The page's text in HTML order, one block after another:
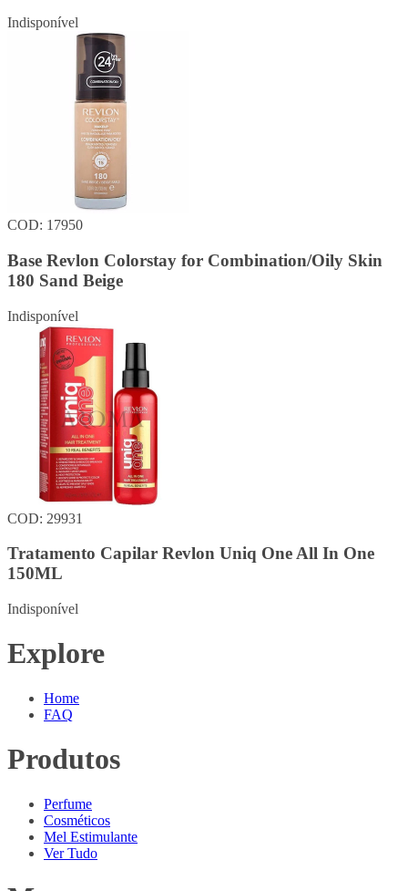
Indisponível
COD: 17950
Base Revlon Colorstay for Combination/Oily Skin
180 Sand Beige
Indisponível
COD: 29931
Tratamento Capilar Revlon Uniq One All In One
150ML
Indisponível
Explore
Home
FAQ
Produtos
Perfume
Cosméticos
Mel Estimulante
Ver Tudo